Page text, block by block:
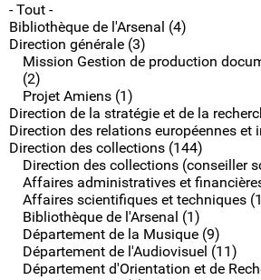
- Tout -
Bibliothèque de l'Arsenal (4)
Direction générale (3)
Mission Gestion de production
(2)
Projet Amiens (1)
Direction de la stratégie et de la
Direction des relations européennes et
Direction des collections (144)
Direction des collections (conseiller
Affaires administratives et
Affaires scientifiques et techniques
Bibliothèque de l'Arsenal (1)
Département de la Musique (9)
Département de l'Audiovisuel (11)
Département d'Orientation et de